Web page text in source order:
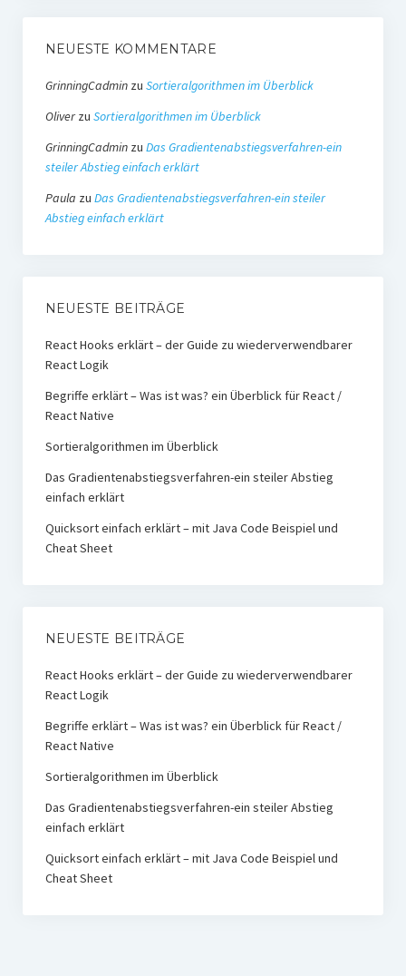
NEUESTE KOMMENTARE
GrinningCadminzu Sortieralgorithmen im Überblick
Oliverzu Sortieralgorithmen im Überblick
GrinningCadminzu Das Gradientenabstiegsverfahren-ein
steiler Abstieg einfach erklärt
Paula zu Das Gradientenabstiegsverfahren-ein steiler
Abstieg einfach erklärt
NEUESTE BEITRÄGE
React Hooks erklärt – der Guide zu wiederverwendbarer
React Logik
Begriffe erklärt – Was ist was? ein Überblick für React /
React Native
Sortieralgorithmen im Überblick
Das Gradientenabstiegsverfahren-ein steiler Abstieg
einfach erklärt
Quicksort einfach erklärt – mit Java Code Beispiel und
Cheat Sheet
NEUESTE BEITRÄGE
React Hooks erklärt – der Guide zu wiederverwendbarer
React Logik
Begriffe erklärt – Was ist was? ein Überblick für React /
React Native
Sortieralgorithmen im Überblick
Das Gradientenabstiegsverfahren-ein steiler Abstieg
einfach erklärt
Quicksort einfach erklärt – mit Java Code Beispiel und
Cheat Sheet